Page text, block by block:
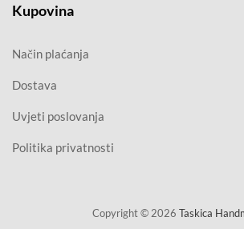
Kupovina
Način plaćanja
Dostava
Uvjeti poslovanja
Politika privatnosti
Copyright © 2026 Taskica